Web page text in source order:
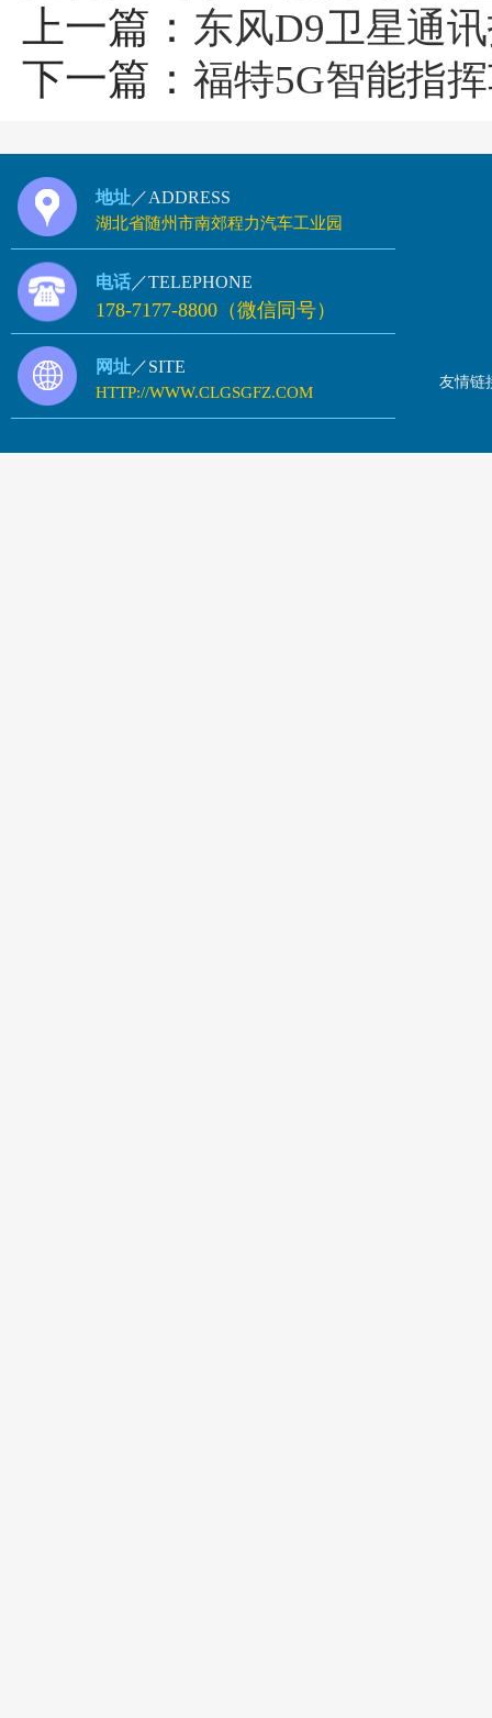
上一篇： 东风D9卫星通
下一篇： 福特5G智能指
地址 ／ADDRESS
湖北省随州市南郊程力汽车工业园
电话 ／TELEPHONE
178-7177-8800（微信同号）
网址 ／SITE
HTTP://WWW.CLGSGFZ.COM
友情链